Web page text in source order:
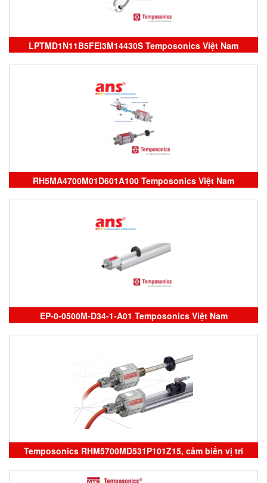
LPTMD1N11B5FEI3M14430S Temposonics Việt Nam
RH5MA4700M01D601A100 Temposonics Việt Nam
EP-0-0500M-D34-1-A01 Temposonics Việt Nam
Temposonics RHM5700MD531P101Z15, cảm biến vị trí
Temposonics, RP5MA2500M01D561U101, sensor